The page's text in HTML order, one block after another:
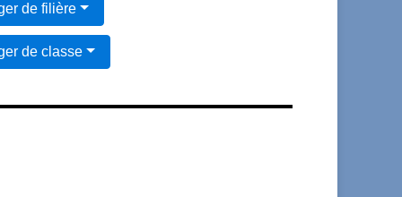
de filière
de classe